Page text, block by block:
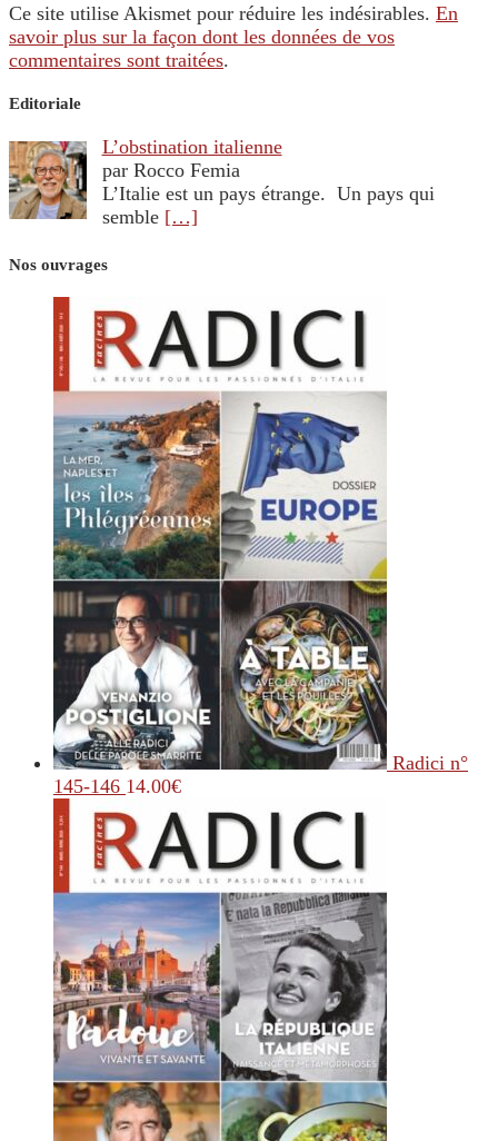
Ce site utilise Akismet pour réduire les indésirables. En
savoir plus sur la façon dont les données de vos
commentaires sont traitées.
Editoriale
L’obstination italienne
par Rocco Femia
L’Italie est un pays étrange. Un pays qui
semble […]
Nos ouvrages
Radici n°
145-146 14.00€